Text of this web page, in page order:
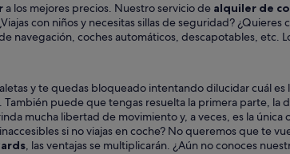
a los mejores precios. Nuestro servicio de alquiler de
con niños y necesitas sillas de seguridad?
navegación, coches automáticos, descapotables, etc.
y te quedas bloqueado intentando dilucidar cuál
puede que tengas resuelta la primera parte, la
mucha libertad de movimiento y, a veces, es la única
si no viajas en coche? No queremos que te
, las ventajas se multiplicarán. ¿Aún no conoces